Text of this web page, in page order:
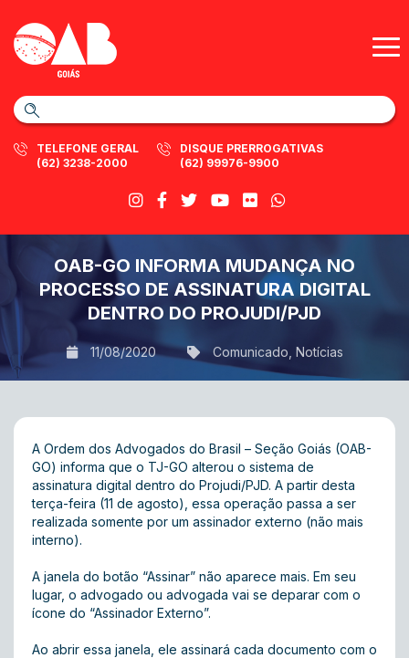
TELEFONE GERAL
(62) 3238-2000
DISQUE PRERROGATIVAS
(62) 99976-9900
OAB-GO INFORMA MUDANÇA NO
PROCESSO DE ASSINATURA DIGITAL
DENTRO DO PROJUDI/PJD
11/08/2020 Comunicado Notícias
A Ordem dos Advogados do Brasil – Seção Goiás (OAB-
GO) informa que o TJ-GO alterou o sistema de
assinatura digital dentro do Projudi/PJD. A partir desta
terça-feira (11 de agosto), essa operação passa a ser
realizada somente por um assinador externo (não mais
interno).
A janela do botão “Assinar” não aparece mais. Em seu
lugar, o advogado ou advogada vai se deparar com o
ícone do “Assinador Externo”.
Ao abrir essa janela, ele assinará cada documento com o